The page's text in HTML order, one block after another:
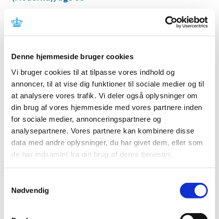
Denne hjemmeside bruger cookies
Vi bruger cookies til at tilpasse vores indhold og
annoncer, til at vise dig funktioner til sociale medier og til
at analysere vores trafik. Vi deler også oplysninger om
din brug af vores hjemmeside med vores partnere inden
for sociale medier, annonceringspartnere og
analysepartnere. Vores partnere kan kombinere disse
data med andre oplysninger, du har givet dem, eller som
de har indsamlet fra din brug af deres tjenester.
Nødvendig
Lægemiddelstyrelsen har behandlet i alt 1.752
indberetninger om formodede bivirkninger ved…
Status på behandlede indberetninger om
formodede bivirkninger ved Comirnaty
(Pfizer/BioNTech), uge 33
|19. august 2021|
Lægemiddelstyrelsen har behandlet i alt 8.390
indberetninger om formodede bivirkninger ved
Status på behandlede indberetninger om
formodede bivirkninger ved Vaxzevria
(AstraZeneca), uge 33
Lægemiddelstyrelsen har behandlet i alt 3.735